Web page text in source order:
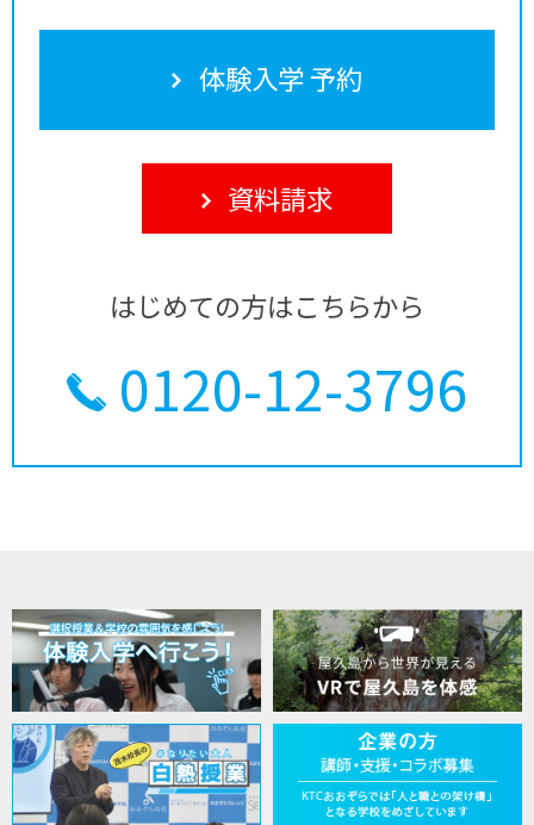
体験入学 予約
資料請求
はじめての方はこちらから
0120-12-3796